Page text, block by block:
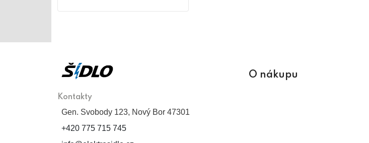
Kontakty
Gen. Svobody 123, Nový Bor 47301
+420 775 715 745
O nákupu